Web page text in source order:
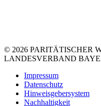
© 2026 PARITÄTISCHER
LANDESVERBAND
Impressum
Datenschutz
Hinweisgebersystem
Nachhaltigkeit